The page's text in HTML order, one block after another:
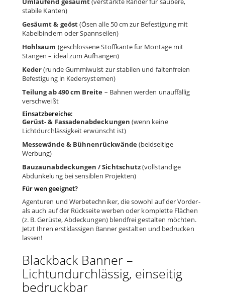
stabile Kanten)
Gesäumt & geöst(Ösen alle 50 cm zur Befestigung mit
Kabelbindern oder Spannseilen)
Hohlsaum (geschlossene Stoffkante für Montage mit
Stangen – ideal zum Aufhängen)
Keder(runde Gummiwulst zur stabilen und faltenfreien
Befestigung in Kedersystemen)
Teilung ab 490 cm Breite – Bahnen werden unauffällig
verschweißt
Einsatzbereiche:
Gerüst- & Fassadenabdeckungen (wenn keine
Lichtdurchlässigkeit erwünscht ist)
Messewände & Bühnenrückwände(beidseitige
Werbung)
Bauzaunabdeckungen / Sichtschutz(vollständige
Abdunkelung bei sensiblen Projekten)
Für wen geeignet?
Agenturen und Werbetechniker, die sowohl auf der Vorder-
als auch auf der Rückseite werben oder komplette Flächen
(z. B. Gerüste, Abdeckungen) blendfrei gestalten möchten.
Jetzt Ihren erstklassigen Banner gestalten und bedrucken
lassen!
Blackback Banner –
Lichtundurchlässig, einseitig
bedruckbar